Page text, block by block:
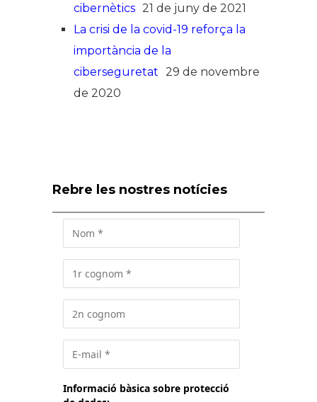
cibernètics 21 de juny de 2021
La crisi de la covid-19 reforça la
importància de la
ciberseguretat 29 de novembre
de 2020
Rebre les nostres notícies
Informació bàsica sobre protecció